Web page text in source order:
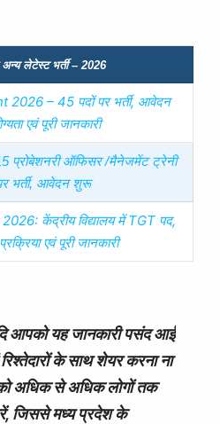
लेटेस्ट भर्ती – 2026
– 45 पदों पर भर्ती, आवेदन
एवं पूरी जानकारी
प्रोबेशनरी ऑफिसर /मैनेजमेंट ट्रेनी
भर्ती, आवेदन शुरू
केंद्रीय विद्यालय में TGT पद,
एवं पूरी जानकारी
आपको यह जानकारी पसंद आई
के साथ शेयर करना ना
अधिक से अधिक लोगों तक
जिससे मध्य प्रदेश के